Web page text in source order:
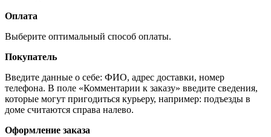
Оплата
Выберите оптимальный способ оплаты.
Покупатель
Введите данные о себе: ФИО, адрес доставки, номер
телефона. В поле «Комментарии к заказу» введите сведения,
которые могут пригодиться курьеру, например: подъезды в
доме считаются справа налево.
Оформление заказа